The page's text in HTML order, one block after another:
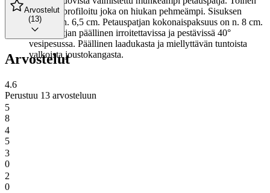
puoli on profiloitu joka on hiukan pehmeämpi. Sisuksen
paksuus n. 6,5 cm. Petauspatjan kokonaispaksuus on n. 8 cm.
Petauspatjan päällinen irroitettavissa ja pestävissä 40°
vesipesussa. Päällinen laadukasta ja miellyttävän tuntoista
valkoista joustokangasta.
Arvostelut
(13)
Arvostelut
4.6
Perustuu 13 arvosteluun
5
8
4
5
3
0
2
0